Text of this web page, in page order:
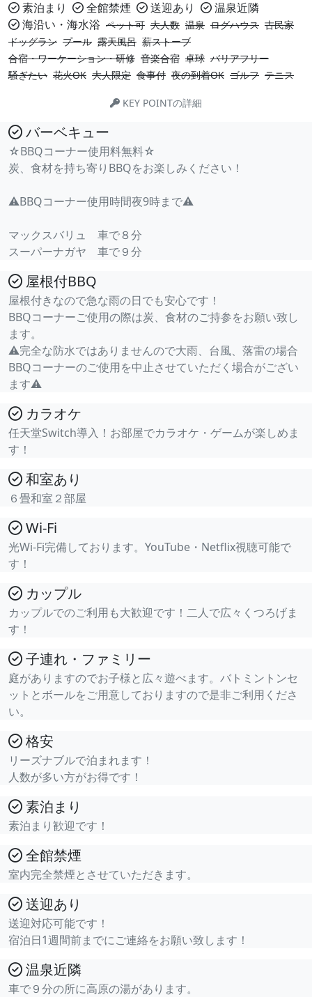
素泊まり 全館禁煙 送迎あり
温泉近隣
海沿い・海水浴 ペット可 大人数 温泉 ログハウス 古民家
ドッグラン プール 露天風呂 薪ストーブ
合宿・ワーケーション・研修 音楽合宿 卓球 バリアフリー
騒ぎたい 花火OK 大人限定 食事付 夜の到着OK ゴルフ テニス
KEY POINTの詳細
バーベキュー
☆BBQコーナー使用料無料☆
炭、食材を持ち寄りBBQをお楽しみください！
⚠︎BBQコーナー使用時間夜9時まで⚠︎
マックスバリュ 車で８分
スーパーナガヤ 車で９分
屋根付BBQ
屋根付きなので急な雨の日でも安心です！
BBQコーナーご使用の際は炭、食材のご持参をお願い致し
ます。
⚠︎完全な防水ではありませんので大雨、台風、落雷の場合
BBQコーナーのご使用を中止させていただく場合がござい
ます⚠︎
カラオケ
任天堂Switch導入！お部屋でカラオケ・ゲームが楽しめま
す！
和室あり
６畳和室２部屋
Wi-Fi
光Wi-Fi完備しております。YouTube・Netflix視聴可能で
す！
カップル
カップルでのご利用も大歓迎です！二人で広々くつろげま
す！
子連れ・ファミリー
庭がありますのでお子様と広々遊べます。バトミントンセ
ットとボールをご用意しておりますので是非ご利用くださ
い。
格安
リーズナブルで泊まれます！
人数が多い方がお得です！
素泊まり
素泊まり歓迎です！
全館禁煙
室内完全禁煙とさせていただきます。
送迎あり
送迎対応可能です！
宿泊日1週間前までにご連絡をお願い致します！
温泉近隣
車で９分の所に高原の湯があります。